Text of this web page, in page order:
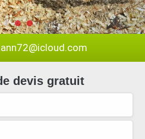
devis gratuit